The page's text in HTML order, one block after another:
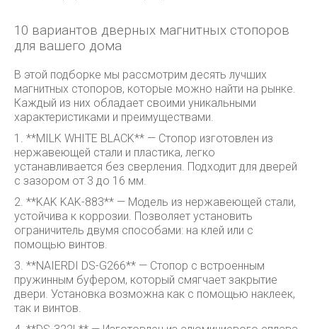
10 вариантов дверных магнитных стопоров
для вашего дома
В этой подборке мы рассмотрим десять лучших
магнитных стопоров, которые можно найти на рынке.
Каждый из них обладает своими уникальными
характеристиками и преимуществами.
1. **MILK WHITE BLACK** — Стопор изготовлен из
нержавеющей стали и пластика, легко
устанавливается без сверления. Подходит для дверей
с зазором от 3 до 16 мм.
2. **KAK KAK-883** — Модель из нержавеющей стали,
устойчива к коррозии. Позволяет установить
ограничитель двумя способами: на клей или с
помощью винтов.
3. **NAIERDI DS-G266** — Стопор с встроенным
пружинным буфером, который смягчает закрытие
двери. Установка возможна как с помощью наклеек,
так и винтов.